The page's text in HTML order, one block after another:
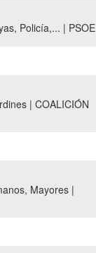
Policía,... | PSOE
| COALICIÓN
Mayores |